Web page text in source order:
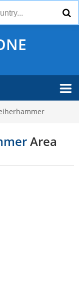
Area